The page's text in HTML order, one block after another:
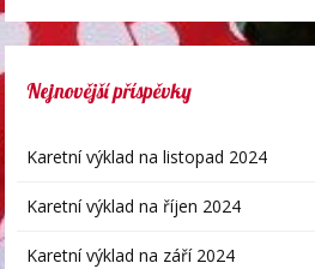
Nejnovější příspěvky
Karetní výklad na listopad 2024
Karetní výklad na říjen 2024
Karetní výklad na září 2024